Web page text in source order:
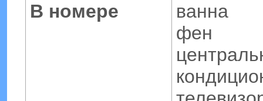
В номере
ванна
фен